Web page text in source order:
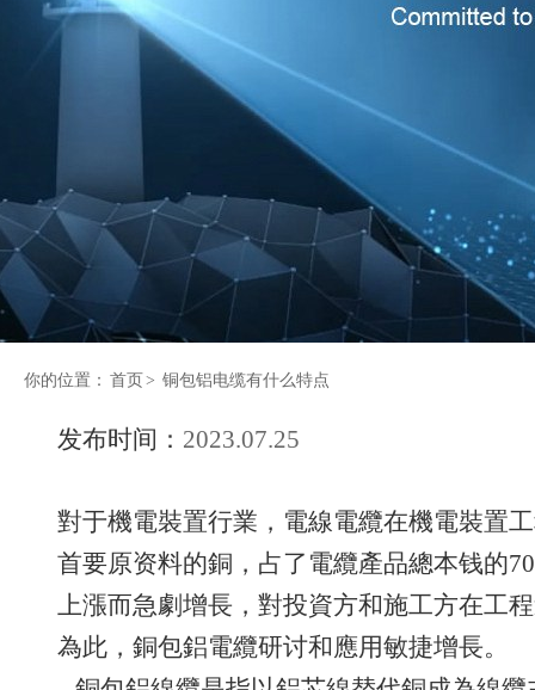
你的位置： 首页 > 铜包铝电缆有什么特点
发布时间： 2023.07.25
對于機電裝置行業，電線電纜在機電裝置
首要原资料的銅，占了電纜產品總本钱的
上漲而急劇增長，對投資方和施工方在工
為此，銅包鋁電纜研讨和應用敏捷增長。